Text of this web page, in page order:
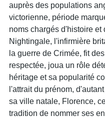
auprès des populations
victorienne, période
noms chargés d'histoire et
Nightingale, l'infirmière
la guerre de Crimée, fit
respectée, joua un rôle
héritage et sa popularité
l'attrait du prénom,
sa ville natale, Florence,
tradition de nommer ses